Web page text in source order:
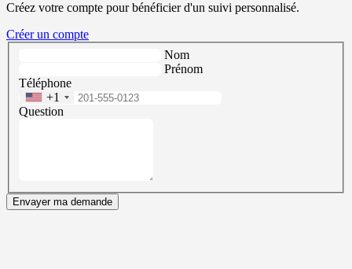
Créez votre compte pour bénéficier d'un suivi personnalisé.
Créer un compte
Nom
Prénom
Téléphone
+1
Question
Envayer ma demande